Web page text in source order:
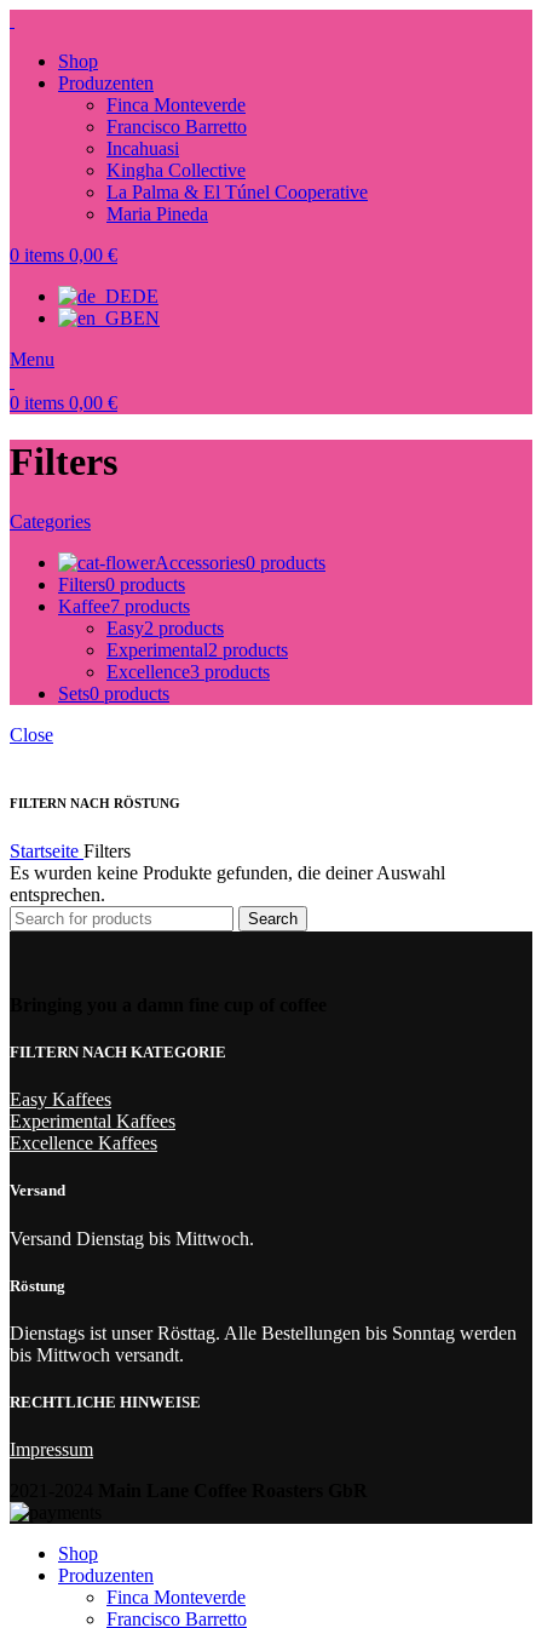
Shop
Produzenten
Finca Monteverde
Francisco Barretto
Incahuasi
Kingha Collective
La Palma & El Túnel Cooperative
Maria Pineda
0 items 0,00 €
DE
EN
Menu
0 items 0,00 €
Filters
Categories
Accessories0 products
Filters0 products
Kaffee7 products
Easy2 products
Experimental2 products
Excellence3 products
Sets0 products
Close
FILTERN NACH RÖSTUNG
Startseite Filters
Es wurden keine Produkte gefunden, die deiner Auswahl
entsprechen.
Search
FILTERN NACH KATEGORIE
Easy Kaffees
Experimental Kaffees
Excellence Kaffees
Versand
Versand Dienstag bis Mittwoch.
Röstung
Dienstags ist unser Rösttag. Alle Bestellungen bis Sonntag werden
bis Mittwoch versandt.
RECHTLICHE HINWEISE
Impressum
Shop
Produzenten
Finca Monteverde
Francisco Barretto